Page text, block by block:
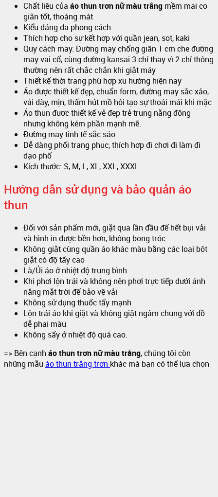
Chất liệu của áo thun trơn nữ màu trắng mềm mại co
giãn tốt, thoáng mát
Kiểu dáng đa phong cách
Thích hợp cho sự kết hợp với quần jean, sọt, kaki
Quy cách may: Đường may chống giãn 1 cm che đường
may vai cổ, cùng đường kansai 3 chỉ thay vì 2 chỉ thông
thường nên rất chắc chắn khi giặt máy
Thiết kế thời trang phù hợp xu hướng hiện nay
Áo được thiết kế đẹp, chuẩn form, đường may sắc xảo,
vải dày, mịn, thấm hút mồ hôi tạo sự thoải mái khi mặc
Áo thun được thiết kế vẻ đẹp trẻ trung năng động
nhưng không kém phần mạnh mẽ.
Đường may tinh tế sắc sảo
Dễ dàng phối trang phục, thích hợp đi chơi đi làm đi
dạo phố
Kích thước: S, M, L, XL, XXL, XXXL
Hướng dẫn sử dụng và bảo quản áo
thun
Đối với sản phẩm mới, giặt qua lần đầu để hết bụi vải
và hình in được bền hơn, không bong tróc
Không giặt cùng quần áo khác màu bằng các loại bột
giặt có độ tẩy cao
Là/Ủi áo ở nhiệt độ trung bình
Khi phơi lộn trái và không nên phơi trực tiếp dưới ánh
nắng mặt trời để bảo vệ vải
Không sử dụng thuốc tẩy mạnh
Lộn trái áo khi giặt và không giặt ngâm chung với đồ
dễ phai màu
Không sấy ở nhiệt độ quá cao.
=> Bên cạnh áo thun trơn nữ màu trắng, chúng tôi còn
những mẫu áo thun trắng trơn khác mà bạn có thể lựa chọn